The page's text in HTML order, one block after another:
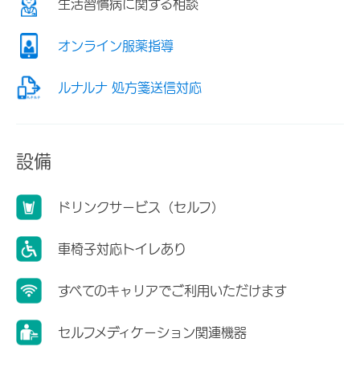
生活習慣病に関する相談
オンライン服薬指導
ルナルナ 処方箋送信対応
設備
ドリンクサービス（セルフ）
車椅子対応トイレあり
すべてのキャリアでご利用いただけます
セルフメディケーション関連機器